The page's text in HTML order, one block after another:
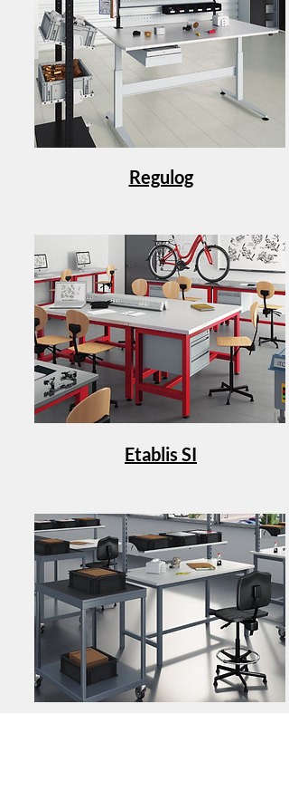
Regulog
Etablis SI